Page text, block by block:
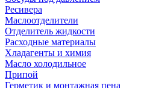
Ресивера
Маслоотделители
Отделитель жидкости
Расходные материалы
Хладагенты и химия
Масло холодильное
Припой
Герметик и монтажная пена